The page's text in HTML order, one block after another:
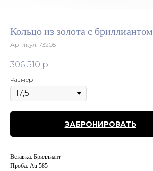
Кольцо из золота с бриллиантом
Артикул: 73205
306 510 р.
Размер
ЗАБРОНИРОВАТЬ
Вставка: Бриллиант
Проба: Au 585